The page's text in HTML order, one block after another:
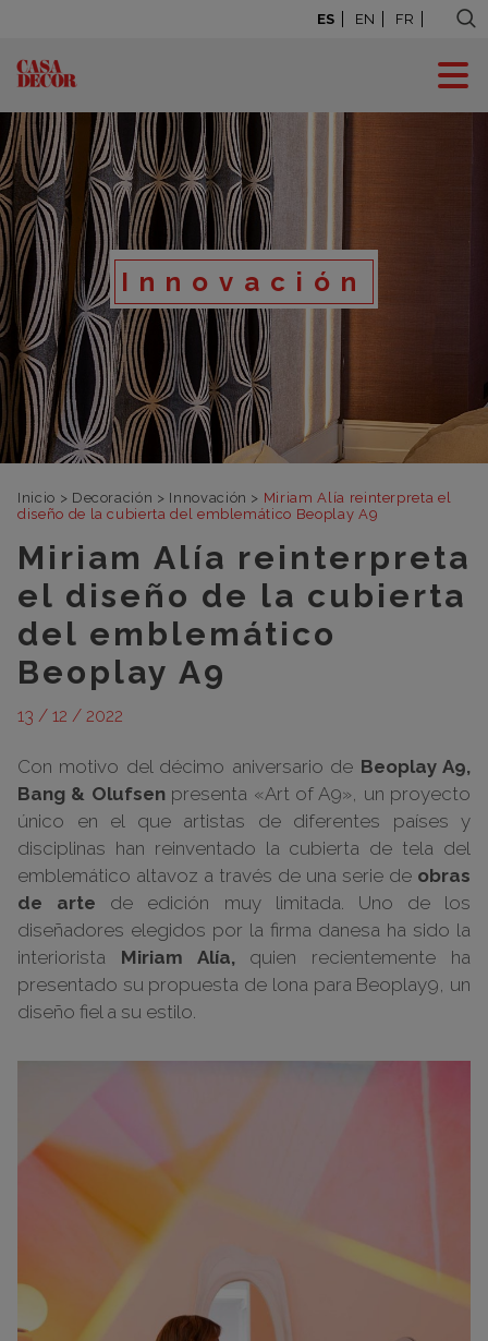
ES EN FR
Innovación
Inicio > Decoración > Innovación > Miriam Alía reinterpreta el
diseño de la cubierta del emblemático Beoplay A9
Miriam Alía reinterpreta
el diseño de la cubierta
del emblemático
Beoplay A9
13 / 12 / 2022
Con motivo del décimo aniversario de Beoplay A9,
Bang & Olufsenpresenta «Art of A9», un proyecto
único en el que artistas de diferentes países y
disciplinas han reinventado la cubierta de tela del
emblemático altavoz a través de una serie de obras
de arte de edición muy limitada. Uno de los
diseñadores elegidos por la firma danesa ha sido la
interiorista Miriam Alía,quien recientemente ha
presentado su propuesta de lona para Beoplay9, un
diseño fiel a su estilo.